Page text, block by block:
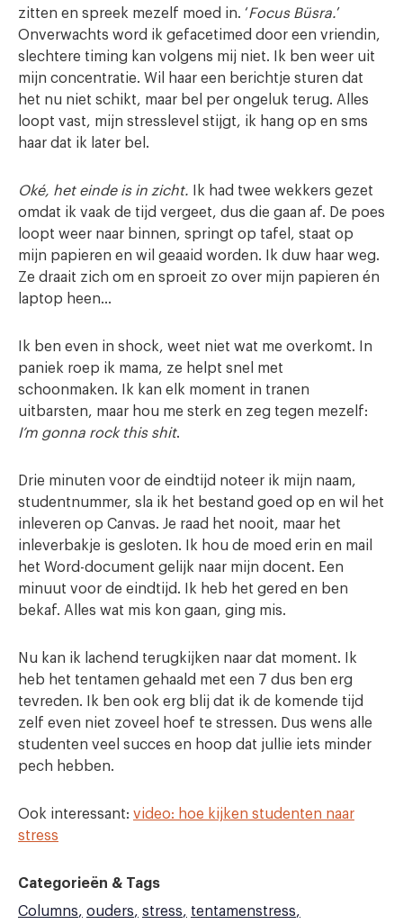
zitten en spreek mezelf moed in. ‘Focus Büsra.’
Onverwachts word ik gefacetimed door een vriendin,
slechtere timing kan volgens mij niet. Ik ben weer uit
mijn concentratie. Wil haar een berichtje sturen dat
het nu niet schikt, maar bel per ongeluk terug. Alles
loopt vast, mijn stresslevel stijgt, ik hang op en sms
haar dat ik later bel.
Oké, het einde is in zicht. Ik had twee wekkers gezet
omdat ik vaak de tijd vergeet, dus die gaan af. De poes
loopt weer naar binnen, springt op tafel, staat op
mijn papieren en wil geaaid worden. Ik duw haar weg.
Ze draait zich om en sproeit zo over mijn papieren én
laptop heen…
Ik ben even in shock, weet niet wat me overkomt. In
paniek roep ik mama, ze helpt snel met
schoonmaken. Ik kan elk moment in tranen
uitbarsten, maar hou me sterk en zeg tegen mezelf:
I’m gonna rock this shit.
Drie minuten voor de eindtijd noteer ik mijn naam,
studentnummer, sla ik het bestand goed op en wil het
inleveren op Canvas. Je raad het nooit, maar het
inleverbakje is gesloten. Ik hou de moed erin en mail
het Word-document gelijk naar mijn docent. Een
minuut voor de eindtijd. Ik heb het gered en ben
bekaf. Alles wat mis kon gaan, ging mis.
Nu kan ik lachend terugkijken naar dat moment. Ik
heb het tentamen gehaald met een 7 dus ben erg
tevreden. Ik ben ook erg blij dat ik de komende tijd
zelf even niet zoveel hoef te stressen. Dus wens alle
studenten veel succes en hoop dat jullie iets minder
pech hebben.
Ook interessant: video: hoe kijken studenten naar
stress
Categorieën & Tags
Columns
ouders stress tentamenstress